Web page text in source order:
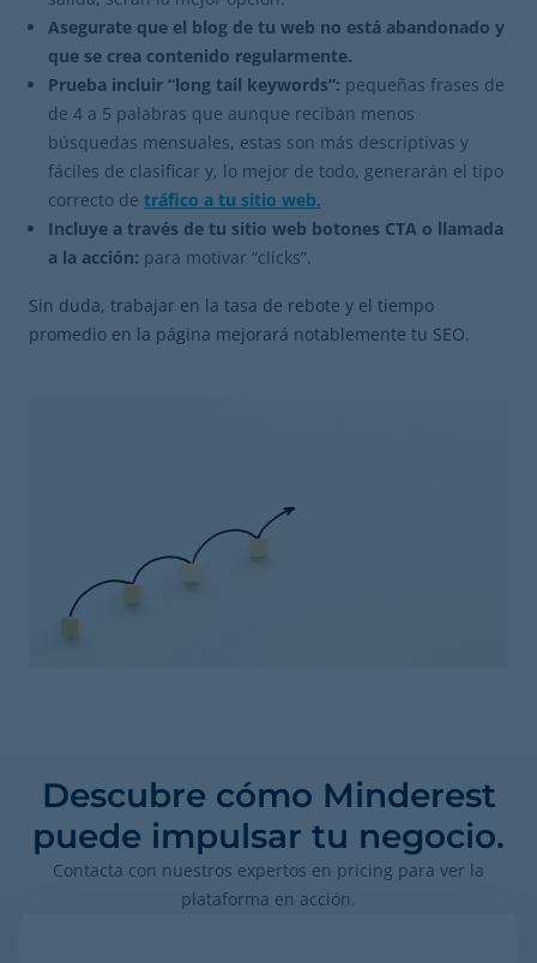
Asegurate que el blog de tu web no está abandonado y
que se crea contenido regularmente.
Prueba incluir “long tail keywords”: pequeñas frases de
de 4 a 5 palabras que aunque reciban menos
búsquedas mensuales, estas son más descriptivas y
fáciles de clasificar y, lo mejor de todo, generarán el tipo
correcto de tráfico a tu sitio web.
Incluye a través de tu sitio web botones CTA o llamada
a la acción: para motivar “clicks”.
Sin duda, trabajar en la tasa de rebote y el tiempo
promedio en la página mejorará notablemente tu SEO.
Descubre cómo Minderest
puede impulsar tu negocio.
Contacta con nuestros expertos en pricing para ver la
plataforma en acción.